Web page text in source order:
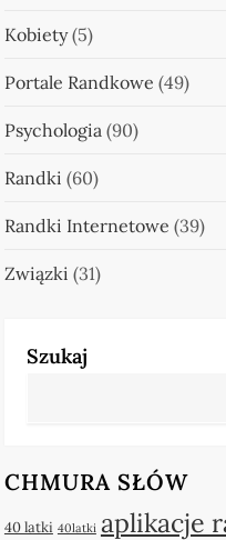
Kobiety(5)
Portale Randkowe (49)
Psychologia(90)
Randki (60)
Randki Internetowe (39)
Związki (31)
Szukaj
CHMURA SŁÓW
40 latki 40latki aplikacje